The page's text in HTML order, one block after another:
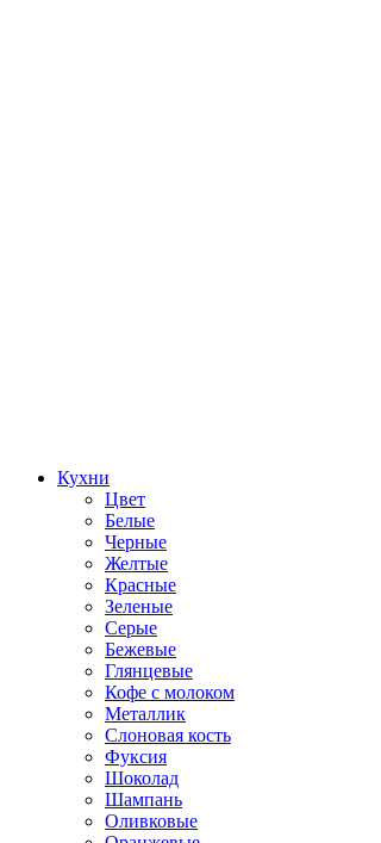
Кухни
Цвет
Белые
Черные
Желтые
Красные
Зеленые
Серые
Бежевые
Глянцевые
Кофе с молоком
Металлик
Слоновая кость
Фуксия
Шоколад
Шампань
Оливковые